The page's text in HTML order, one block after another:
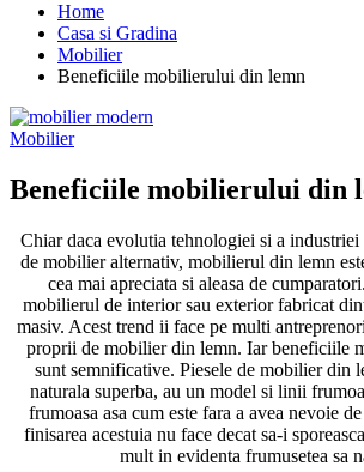
Home
Casa si Gradina
Mobilier
Beneficiile mobilierului din lemn
Mobilier
Beneficiile mobilierului din
Chiar daca evolutia tehnologiei si a industriei
de mobilier alternativ, mobilierul din lemn
cea mai apreciata si aleasa de
mobilierul de interior sau exterior fabricat
masiv. Acest trend ii face pe multi
proprii de mobilier din lemn. Iar beneficiile
sunt semnificative. Piesele de mobilier din
naturala superba, au un model si linii
frumoasa asa cum este fara a avea nevoie
finisarea acestuia nu face decat sa-i
mult in evidenta frumusetea sa